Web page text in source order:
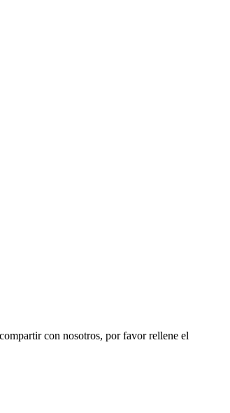
con nosotros, por favor rellene el